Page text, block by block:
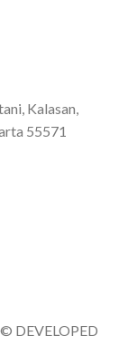
Kalasan,
55571
DEVELOPED